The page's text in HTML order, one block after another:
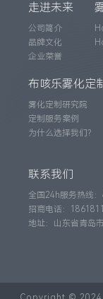
走进未来
公司简介
品牌文化
企业荣誉
布咳乐雾化定
雾化定制研究院
定制服务案例
为什么选择我们？
联系我们
全国24h服务热线
招商电话：
地址：山东省青岛